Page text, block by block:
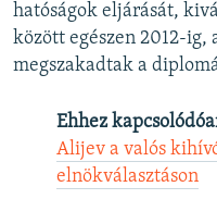
hatóságok eljárását,
között egészen 2012-
megszakadtak a
Ehhez
Alijev a valós
elnökválasztáson